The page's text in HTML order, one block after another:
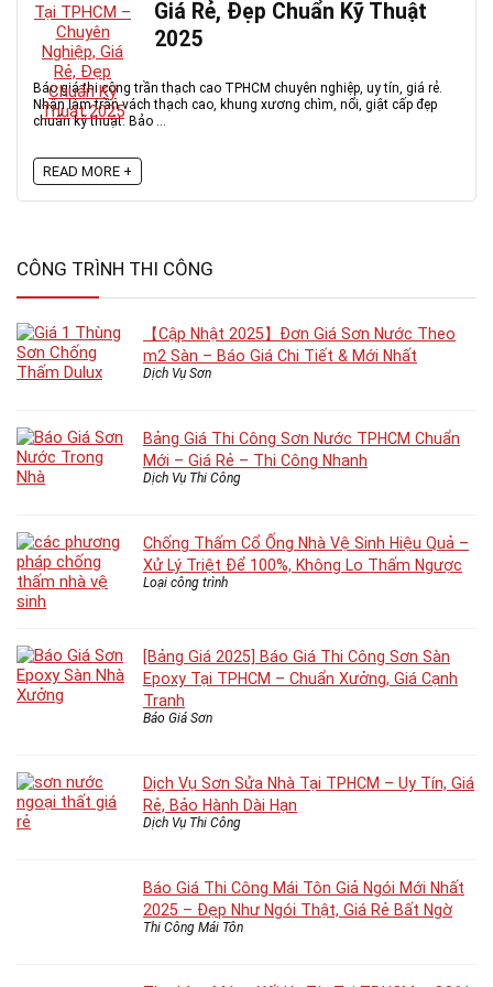
Giá Rẻ, Đẹp Chuẩn Kỹ Thuật
2025
Báo giá thi công trần thạch cao TPHCM chuyên nghiệp, uy tín, giá rẻ.
Nhận làm trần vách thạch cao, khung xương chìm, nổi, giật cấp đẹp
chuẩn kỹ thuật. Bảo ...
READ MORE +
CÔNG TRÌNH THI CÔNG
【Cập Nhật 2025】Đơn Giá Sơn Nước Theo
m2 Sàn – Báo Giá Chi Tiết & Mới Nhất
Dịch Vụ Sơn
Bảng Giá Thi Công Sơn Nước TPHCM Chuẩn
Mới – Giá Rẻ – Thi Công Nhanh
Dịch Vụ Thi Công
Chống Thấm Cổ Ống Nhà Vệ Sinh Hiệu Quả –
Xử Lý Triệt Để 100%, Không Lo Thấm Ngược
Loại công trình
[Bảng Giá 2025] Báo Giá Thi Công Sơn Sàn
Epoxy Tại TPHCM – Chuẩn Xưởng, Giá Cạnh
Tranh
Báo Giá Sơn
Dịch Vụ Sơn Sửa Nhà Tại TPHCM – Uy Tín, Giá
Rẻ, Bảo Hành Dài Hạn
Dịch Vụ Thi Công
Báo Giá Thi Công Mái Tôn Giả Ngói Mới Nhất
2025 – Đẹp Như Ngói Thật, Giá Rẻ Bất Ngờ
Thi Công Mái Tôn